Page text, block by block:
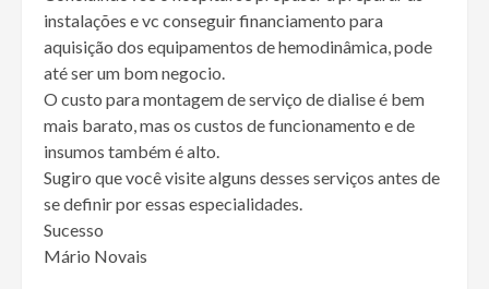
instalações e vc conseguir financiamento para
aquisição dos equipamentos de hemodinâmica, pode
até ser um bom negocio.
O custo para montagem de serviço de dialise é bem
mais barato, mas os custos de funcionamento e de
insumos também é alto.
Sugiro que você visite alguns desses serviços antes de
se definir por essas especialidades.
Sucesso
Mário Novais